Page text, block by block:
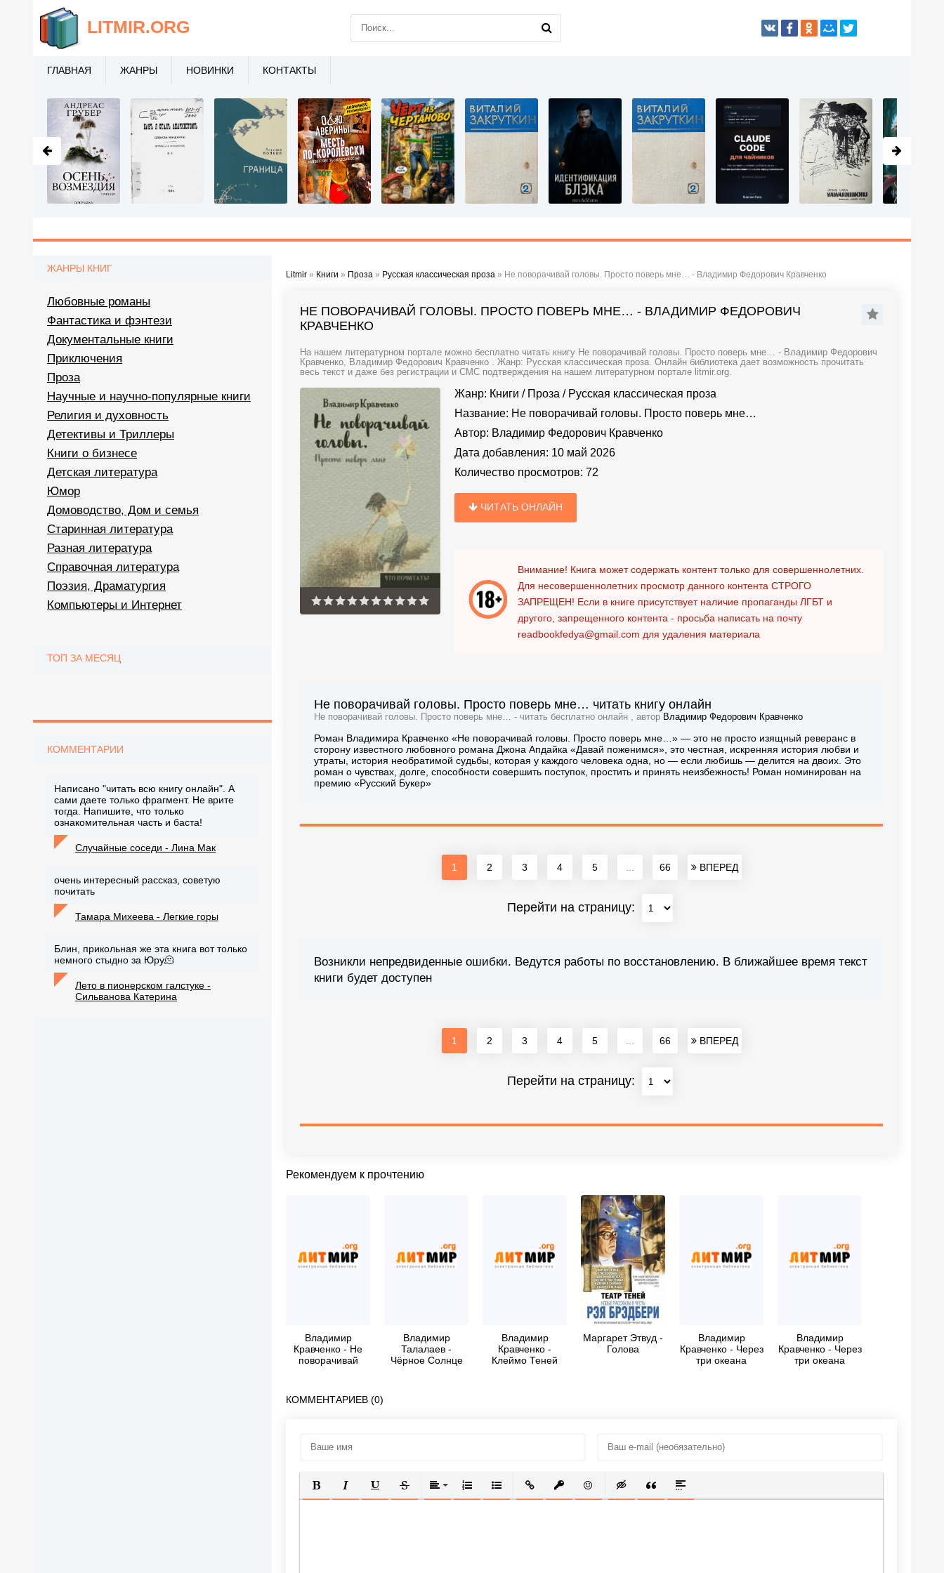
Litmir » Книги » Проза » Русская классическая проза » Не поворачивай головы. Просто поверь мне… - Владимир Федорович Кравченко
НЕ ПОВОРАЧИВАЙ ГОЛОВЫ. ПРОСТО ПОВЕРЬ МНЕ… - ВЛАДИМИР ФЕДОРОВИЧ
КРАВЧЕНКО
На нашем литературном портале можно бесплатно читать книгу Не поворачивай головы. Просто поверь мне… - Владимир Федорович
Кравченко, Владимир Федорович Кравченко . Жанр: Русская классическая проза. Онлайн библиотека дает возможность прочитать
весь текст и даже без регистрации и СМС подтверждения на нашем литературном портале litmir.org.
Жанр: Книги / Проза / Русская классическая проза
Название: Не поворачивай головы. Просто поверь мне…
Автор: Владимир Федорович Кравченко
Дата добавления: 10 май 2026
Количество просмотров: 72
ЧИТАТЬ ОНЛАЙН
Внимание! Книга может содержать контент только для совершеннолетних.
Для несовершеннолетних просмотр данного контента СТРОГО
ЗАПРЕЩЕН! Если в книге присутствует наличие пропаганды ЛГБТ и
другого, запрещенного контента - просьба написать на почту
readbookfedya@gmail.com для удаления материала
Не поворачивай головы. Просто поверь мне… читать книгу онлайн
Не поворачивай головы. Просто поверь мне… - читать бесплатно онлайн , автор Владимир Федорович Кравченко
Роман Владимира Кравченко «Не поворачивай головы. Просто поверь мне…» — это не просто изящный реверанс в
сторону известного любовного романа Джона Апдайка «Давай поженимся», это честная, искренняя история любви и
утраты, история необратимой судьбы, которая у каждого человека одна, но — если любишь — делится на двоих. Это
роман о чувствах, долге, способности совершить поступок, простить и принять неизбежность! Роман номинирован на
премию «Русский Букер»
1 2 3 4 5 66 ВПЕРЕД
Перейти на страницу:
Возникли непредвиденные ошибки. Ведутся работы по восстановлению. В ближайшее время текст
книги будет доступен
1 2 3 4 5 66 ВПЕРЕД
Перейти на страницу:
Рекомендуем к прочтению
Владимир
Кравченко - Не
поворачивай
Владимир
Талалаев -
Чёрное Солнце
Владимир
Кравченко -
Клеймо Теней
Маргарет Этвуд -
Голова
Владимир
Кравченко - Через
три океана
Владимир
Кравченко - Через
три океана
КОММЕНТАРИЕВ (0)
ПОЛУЖИРНЫЙ
КУРСИВПОДЧЕРКНУТЫЙ
ЗАЧЕРКНУТЫЙВЫРАВНИВАНИЕ
НУМЕРОВАННЫЙ СПИСОК
МАРКИРОВАННЫЙ СПИСОК
ВСТАВИТЬ ССЫЛКУ
ВСТАВИТЬ ЗАЩИЩЕННУЮ ССЫЛКУ
ВСТАВИТЬ СМАЙЛИК
ВСТАВКА СКРЫТОГО ТЕКСТА
ВСТАВКА ЦИТАТЫ
ВСТАВКА СПОЙЛЕРА
ЖАНРЫ КНИГ
Любовные романы
Фантастика и фэнтези
Документальные книги
Приключения
Проза
Научные и научно-популярные книги
Религия и духовность
Детективы и Триллеры
Книги о бизнесе
Детская литература
Юмор
Домоводство, Дом и семья
Старинная литература
Разная литература
Справочная литература
Поэзия, Драматургия
Компьютеры и Интернет
ТОП ЗА МЕСЯЦ
КОММЕНТАРИИ
Написано "читать всю книгу онлайн". А
сами даете только фрагмент. Не врите
тогда. Напишите, что только
ознакомительная часть и баста!
Случайные соседи - Лина Мак
очень интересный рассказ, советую
почитать
Тамара Михеева - Легкие горы
Блин, прикольная же эта книга вот только
немного стыдно за Юру🫠
Лето в пионерском галстуке -
Сильванова Катерина
LITMIR.ORG
ГЛАВНАЯ ЖАНРЫ НОВИНКИ КОНТАКТЫ